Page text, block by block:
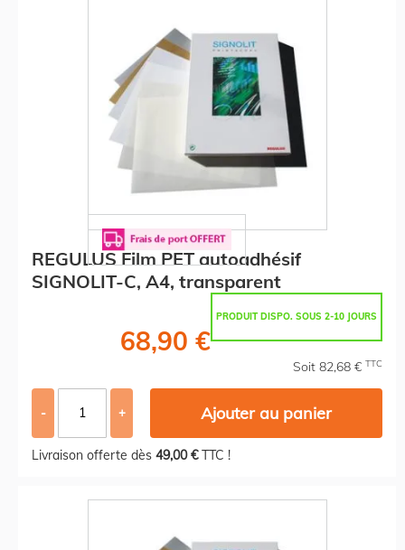
REGULUS Film PET autoadhésif
SIGNOLIT-C, A4, transparent
PRODUIT DISPO. SOUS 2-10 JOURS
68,90 €
Soit 82,68 € TTC
- + Ajouter au panier
Livraison offerte dès 49,00 €TTC !